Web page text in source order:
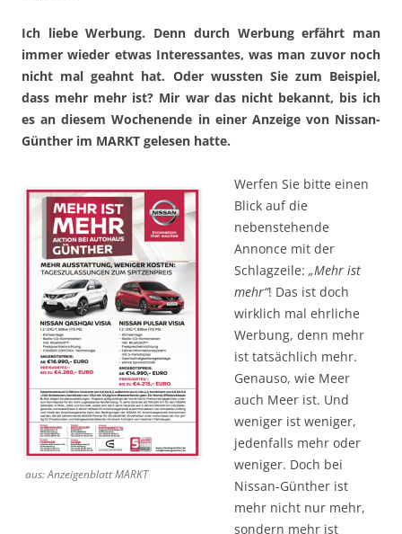
Ich liebe Werbung. Denn durch Werbung erfährt man
immer wieder etwas Interessantes, was man zuvor noch
nicht mal geahnt hat. Oder wussten Sie zum Beispiel,
dass mehr mehr ist? Mir war das nicht bekannt, bis ich
esan diesem Wochenende in einer Anzeige von Nissan-
Günther im MARKT gelesen hatte.
aus: Anzeigenblatt MARKT
Werfen Sie bitte einen
Blick auf die
nebenstehende
Annonce mit der
Schlagzeile: „Mehr ist
mehr“! Das ist doch
wirklich mal ehrliche
Werbung, denn mehr
ist tatsächlich mehr.
Genauso, wie Meer
auch Meer ist. Und
weniger ist weniger,
jedenfalls mehr oder
weniger. Doch bei
Nissan-Günther ist
mehr nicht nur mehr,
sondern mehr ist